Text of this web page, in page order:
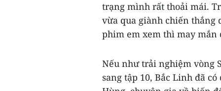
trạng mình rất thoải mái.
vừa qua giành chiến thắng
phim em xem thì may mắn
Nếu như trải nghiệm vòng
sang tập 10, Bắc Linh đã